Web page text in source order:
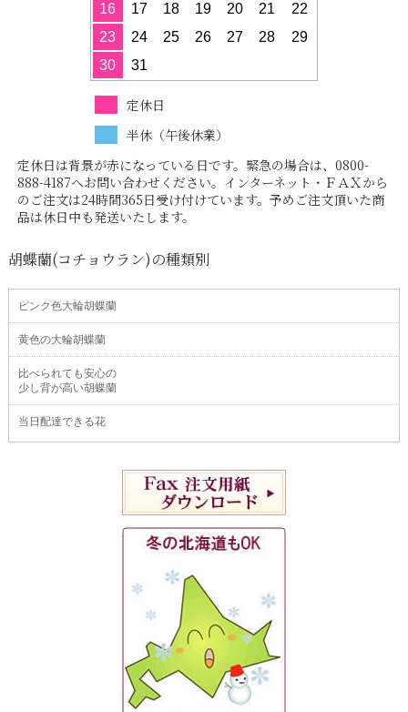
16 17 18 19 20 21
22
23
24 25 26 27 28
29
30
31
定休日
半休（午後休業）
定休日は背景が赤になっている日です。緊急の場合は、0800-
888-4187へお問い合わせください。インターネット・ＦＡＸから
のご注文は24時間365日受け付けています。予めご注文頂いた商
品は休日中も発送いたします。
胡蝶蘭(コチョウラン)の種類別
ピンク色大輪胡蝶蘭
黄色の大輪胡蝶蘭
比べられても安心の
少し背が高い胡蝶蘭
当日配達できる花